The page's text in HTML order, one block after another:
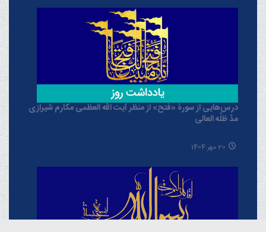
درس‌هایی از سورۀ «فتح» از منظر آیت الله العظمی مکارم شیرازی
مدّ ظلّه العالی
20 مهر 1404